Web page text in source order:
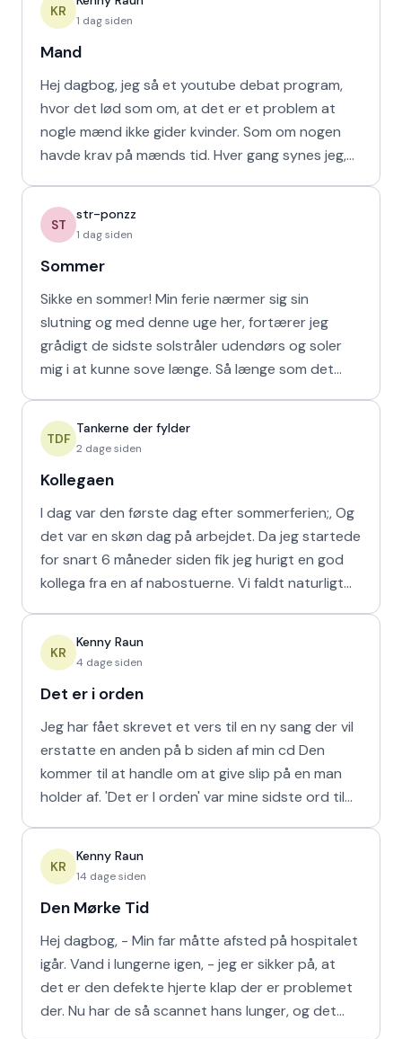
KR
1 dag siden
Mand
Hej dagbog, jeg så et youtube debat program,
hvor det lød som om, at det er et problem at
nogle mænd ikke gider kvinder. Som om nogen
havde krav på mænds tid. Hver gang synes jeg,
ST
str-ponzz
1 dag siden
Sommer
Sikke en sommer! Min ferie nærmer sig sin
slutning og med denne uge her, fortærer jeg
grådigt de sidste solstråler udendørs og soler
mig i at kunne sove længe. Så længe som det
TDF
Tankerne der fylder
2 dage siden
Kollegaen
I dag var den første dag efter sommerferien;, Og
det var en skøn dag på arbejdet. Da jeg startede
for snart 6 måneder siden fik jeg hurigt en god
kollega fra en af nabostuerne. Vi faldt naturligt
KR
Kenny Raun
4 dage siden
Det er i orden
Jeg har fået skrevet et vers til en ny sang der vil
erstatte en anden på b siden af min cd Den
kommer til at handle om at give slip på en man
holder af. 'Det er I orden' var mine sidste ord til
KR
Kenny Raun
14 dage siden
Den Mørke Tid
Hej dagbog, - Min far måtte afsted på hospitalet
igår. Vand i lungerne igen, - jeg er sikker på, at
det er den defekte hjerte klap der er problemet
der. Nu har de så scannet hans lunger, og det